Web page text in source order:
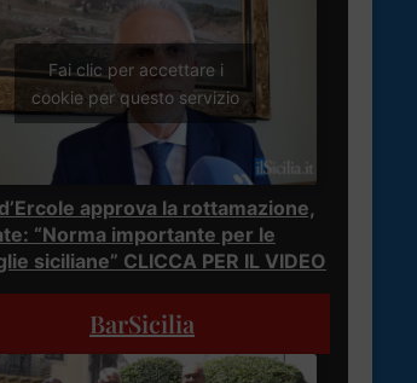
Fai clic per accettare i
cookie per questo servizio
approva la rottamazione,
“Norma importante per le
siciliane” CLICCA PER IL VIDEO
BarSicilia